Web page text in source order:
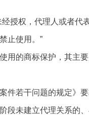
经授权，代理人或者代
止使用。”
用的商标保护，其主
件若干问题的规定》
段未建立代理关系的